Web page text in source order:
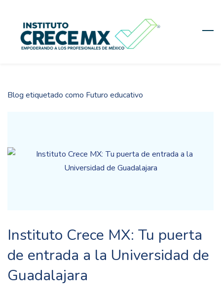
content
Blog etiquetado como Futuro educativo
Instituto Crece MX: Tu puerta
de entrada a la Universidad de
Guadalajara